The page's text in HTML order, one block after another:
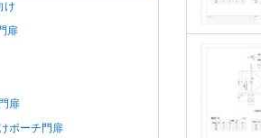
け
扉
扉
ポーチ門扉